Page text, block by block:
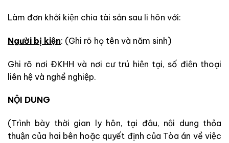
Làm đơn khởi kiện chia tài sản sau li hôn với:
Người bị kiện: (Ghi rõ họ tên và năm sinh)
Ghi rõ nơi ĐKHH và nơi cư trú hiện tại, số điện thoại
liên hệ và nghề nghiệp.
NỘI DUNG
(Trình bày thời gian ly hôn, tại đâu, nội dung thỏa
thuận của hai bên hoặc quyết định của Tòa án về việc